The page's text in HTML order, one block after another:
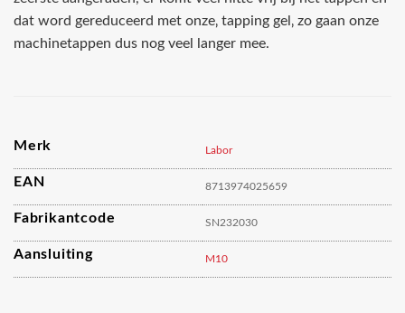
dat word gereduceerd met onze‚ tapping gel‚ zo gaan onze
machinetappen dus nog veel langer mee.
Merk Labor
EAN 8713974025659
Fabrikantcode SN232030
Aansluiting M10